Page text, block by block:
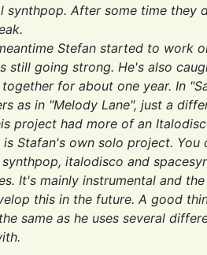
synthpop. After some time
Stefan started to work
still going strong. He's also
for about one year. In
as in "Melody Lane", just a
project had more of an
is Stafan's own solo project.
italodisco and
It's mainly instrumental and
this in the future. A good
same as he uses several